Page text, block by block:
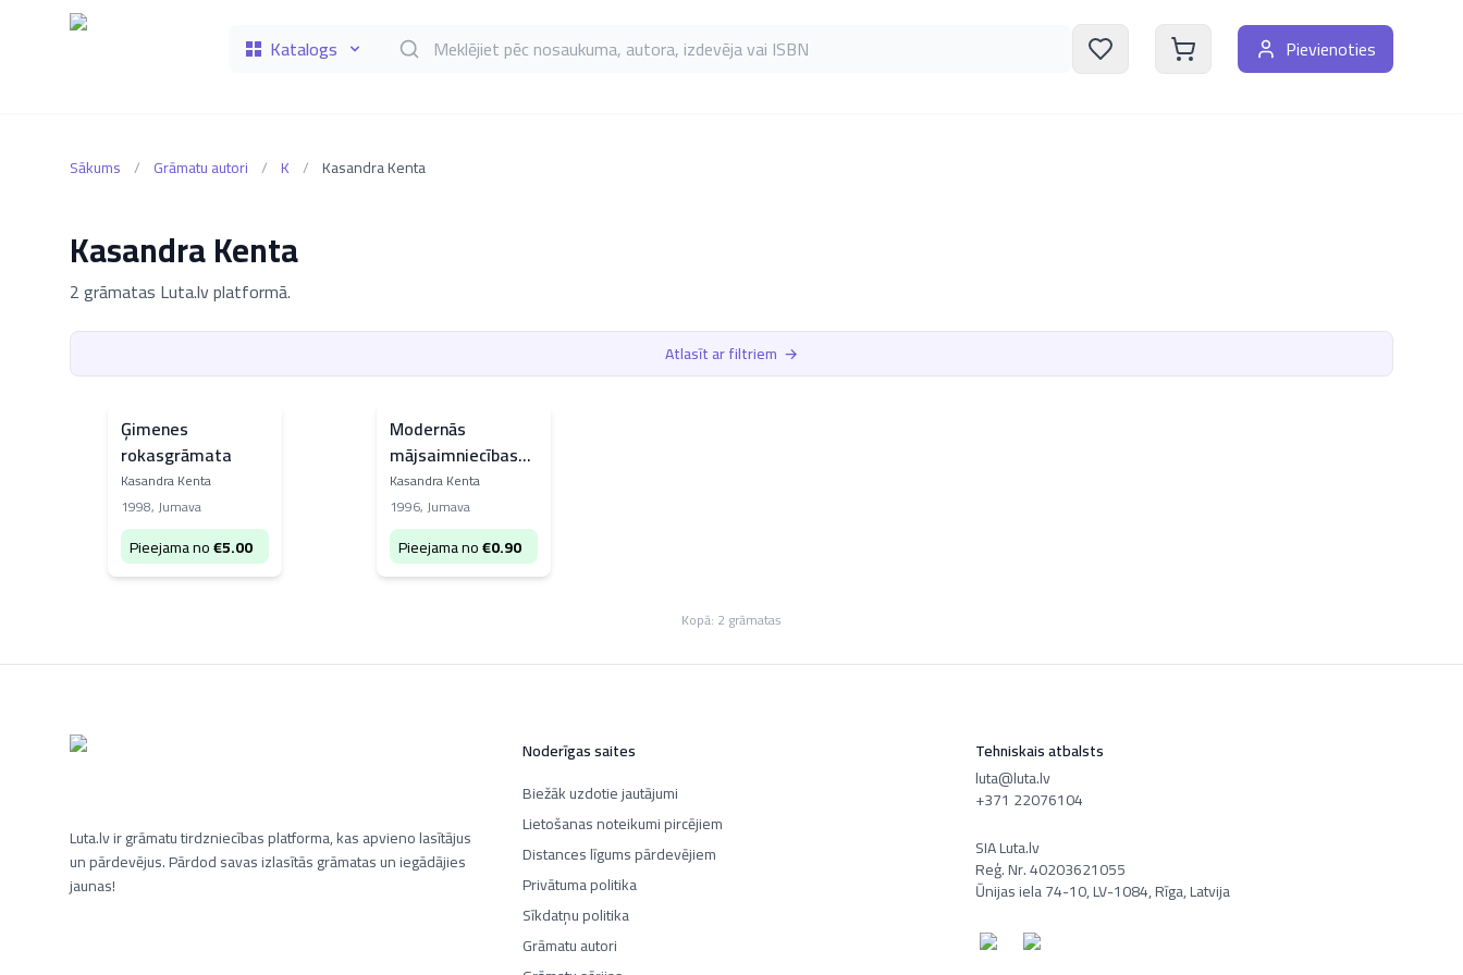
Katalogs Meklēt grāmatas pēc nosaukuma, autora, izdevēja vai ISBN Pievienoties
Sākums / Grāmatu autori / K / Kasandra Kenta
Kasandra Kenta
2 grāmatas Luta.lv platformā.
Atlasīt ar filtriem →
Ģimenes
rokasgrāmata
Kasandra Kenta
1998,Jumava
Pieejama no€5.00
Modernās
mājsaimniecības
rokasgrāmata
Kasandra Kenta
1996,Jumava
Pieejama no€0.90
Kopā: 2 grāmatas
Luta.lv ir grāmatu tirdzniecības platforma, kas apvieno lasītājus
un pārdevējus. Pārdod savas izlasītās grāmatas un iegādājies
jaunas!
Noderīgas saites
Biežāk uzdotie jautājumi
Lietošanas noteikumi pircējiem
Distances līgums pārdevējiem
Privātuma politika
Sīkdatņu politika
Grāmatu autori
Tehniskais atbalsts
luta@luta.lv
+371 22076104
SIA Luta.lv
Reģ. Nr. 40203621055
Ūnijas iela 74-10, LV-1084, Rīga, Latvija